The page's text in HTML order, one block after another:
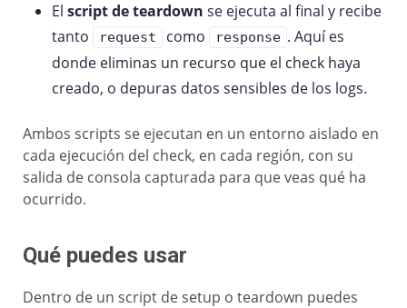
El script de teardown se ejecuta al final y recibe
tanto
request como response . Aquí es
donde eliminas un recurso que el check haya
creado, o depuras datos sensibles de los logs.
Ambos scripts se ejecutan en un entorno aislado en
cada ejecución del check, en cada región, con su
salida de consola capturada para que veas qué ha
ocurrido.
Qué puedes usar
Dentro de un script de setup o teardown puedes